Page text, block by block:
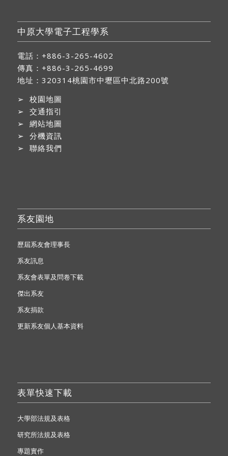
中原大學電子工程學系
電話：+886-3-265-4602
傳真：+886-3-265-4699
地址： 320314桃園市中壢區中北路200號
➢ 校園地圖
➢ 交通指引
➢ 網站地圖
➢ 分機資訊
➢ 聯絡我們
系友園地
歷屆系友會理事長
系友訊息
系友會表單及問卷下載
傑出系友
系友捐款
更新系友個人基本資料
表單快速下載
大學部法規及表格
研究所法規及表格
專題實作